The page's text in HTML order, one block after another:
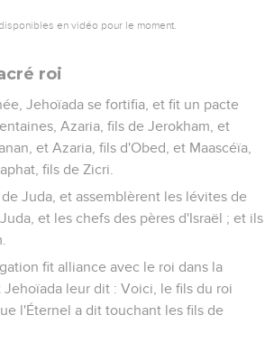
en vidéo pour le moment.
roi
Jehoïada se fortifia, et fit un pacte
Azaria, fils de Jerokham, et
et Azaria, fils d'Obed, et Maascéïa,
fils de Zicri.
Juda, et assemblèrent les lévites de
et les chefs des pères d'Israël ; et ils
fit alliance avec le roi dans la
Jehoïada leur dit : Voici, le fils du roi
l'Éternel a dit touchant les fils de